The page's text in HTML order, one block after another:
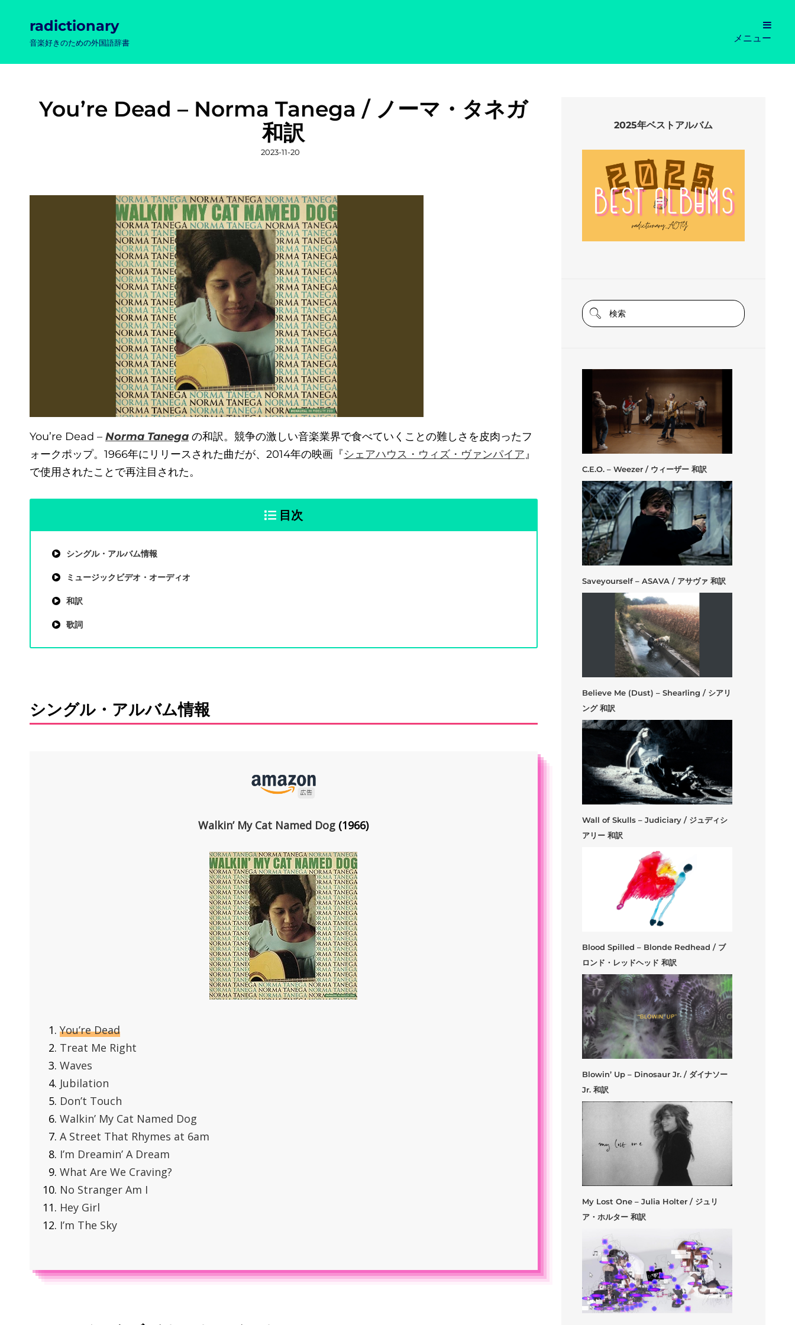
radictionary
音楽好きのための外国語辞書 メニュー
You’re Dead – Norma Tanega / ノーマ・タネガ
和訳
投
2023-11-20
You’re Dead – Norma Tanega の和訳。競争の激しい音楽業界で食べていくことの難しさを皮肉ったフ
ォークポップ。1966年にリリースされた曲だが、2014年の映画『シェアハウス・ウィズ・ヴァンパイア』
で使用されたことで再注目された。
目次
シングル・アルバム情報
ミュージックビデオ・オーディオ
和訳
歌詞
シングル・アルバム情報
Walkin’ My Cat Named Dog (1966)
You’re Dead
Treat Me Right
Waves
Jubilation
Don’t Touch
Walkin’ My Cat Named Dog
A Street That Rhymes at 6am
I’m Dreamin’ A Dream
What Are We Craving?
No Stranger Am I
Hey Girl
I’m The Sky
2025年ベストアルバム
C.E.O. – Weezer / ウィーザー 和訳
Saveyourself – ASAVA / アサヴァ 和訳
Believe Me (Dust) – Shearling / シアリ
ング 和訳
Wall of Skulls – Judiciary / ジュディシ
アリー 和訳
Blood Spilled – Blonde Redhead / ブ
ロンド・レッドヘッド 和訳
Blowin’ Up – Dinosaur Jr. / ダイナソー
Jr. 和訳
My Lost One – Julia Holter / ジュリ
ア・ホルター 和訳